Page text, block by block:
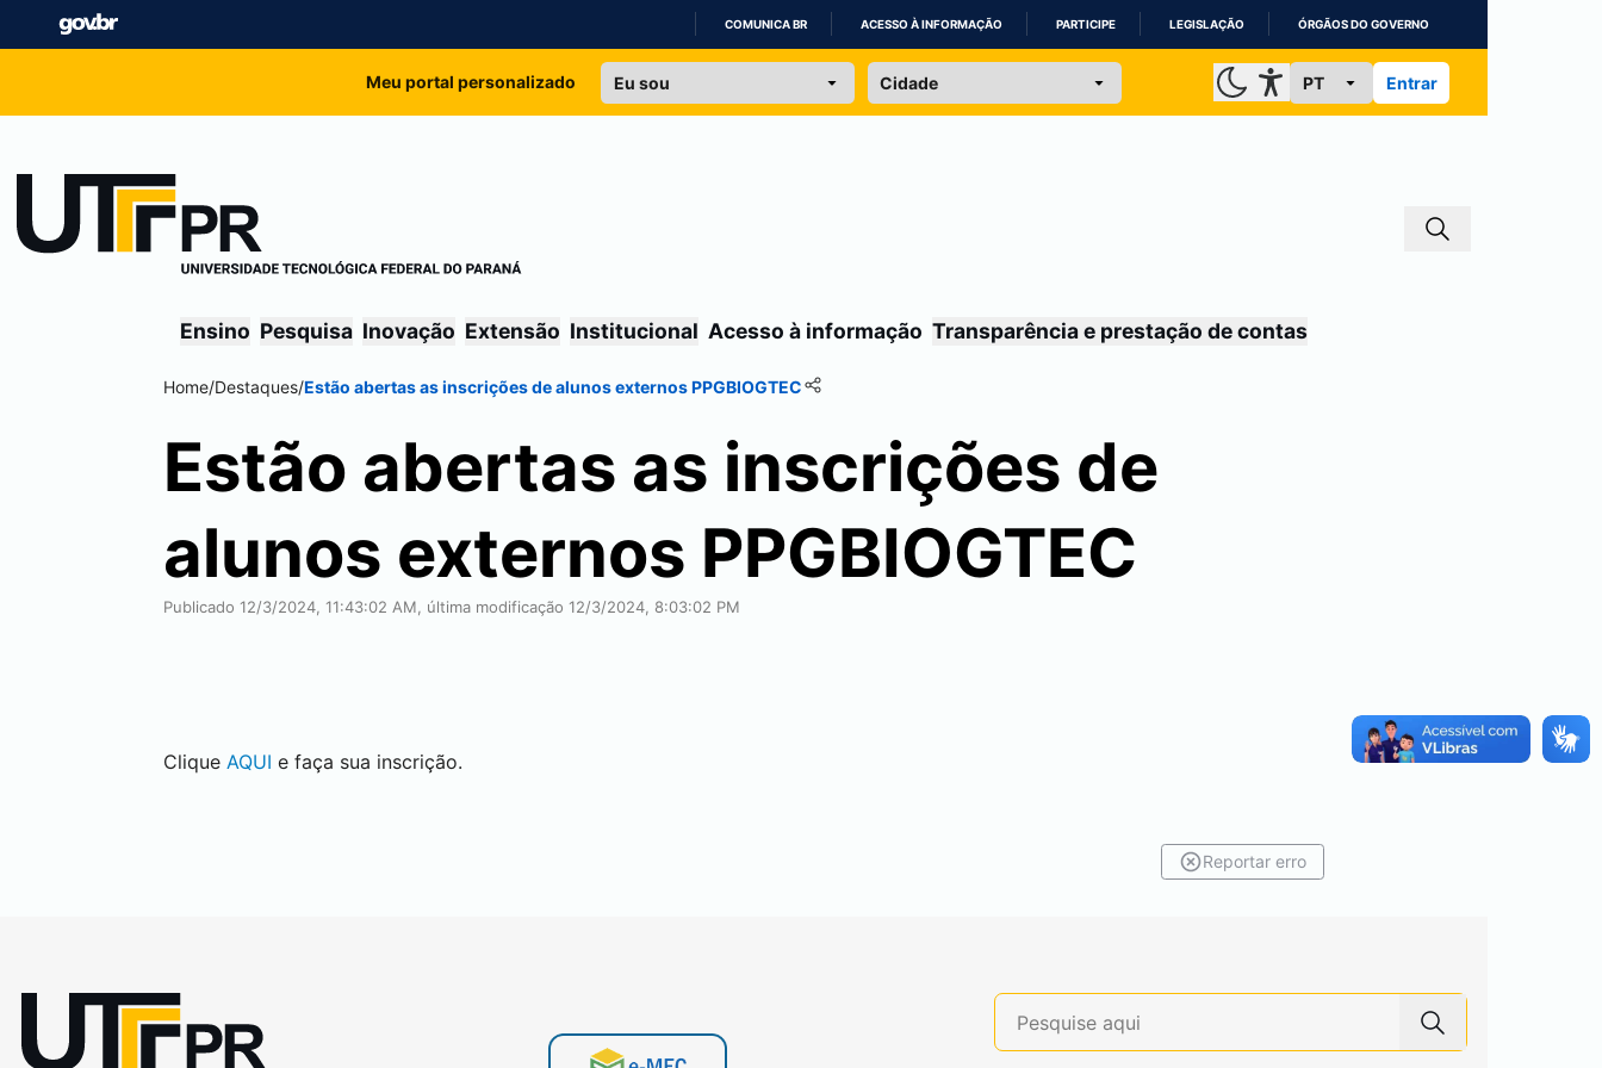
IR
COMUNICA BR ACESSO À INFORMAÇÃO PARTICIPE LEGISLAÇÃO ÓRGÃOS DO GOVERNO
Meu portal personalizado Entrar
Ensino Pesquisa Inovação Extensão Institucional Acesso à informação Transparência e prestação de contas
Home/Destaques/Estão abertas as inscrições de alunos externos PPGBIOGTEC
Estão abertas as inscrições de
alunos externos PPGBIOGTEC
Publicado 12/3/2024, 11:43:02 AM, última modificação 12/3/2024, 8:03:02 PM
Clique AQUI e faça sua inscrição.
Reportar erro